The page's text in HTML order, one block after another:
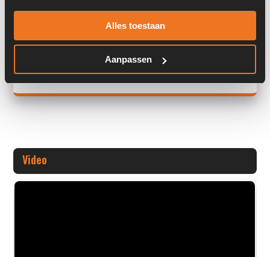
Alles toestaan
Aanpassen
Type 2: -
+ Volledige overige informatie openen
Video